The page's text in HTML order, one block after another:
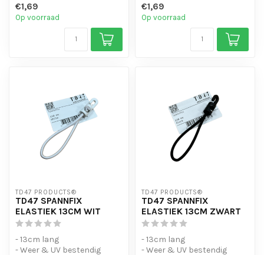
€1,69
Op voorraad
€1,69
Op voorraad
TD47 PRODUCTS®
TD47 SPANNFIX
ELASTIEK 13CM WIT
- 13cm lang
- Weer & UV bestendig
TD47 PRODUCTS®
TD47 SPANNFIX
ELASTIEK 13CM ZWART
- 13cm lang
- Weer & UV bestendig